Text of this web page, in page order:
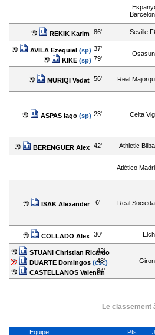
REKIK Karim 86' Seville
AVILA Ezequiel(sp) 37'
KIKE(sp) 79'
MURIQI Vedat 56' Real
ASPAS Iago(sp) 23' Celta
BERENGUER Alex 42' Athletic
Atlético
ISAK Alexander 6' Real
COLLADO Alex 30'
STUANI Christian Ricardo
42'
DUARTE Domingos(csc)
48'
CASTELLANOS Valentin
64'
Le classement
Equipe Pts
J